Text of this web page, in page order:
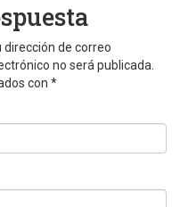
dirección de correo
no será publicada.
con *